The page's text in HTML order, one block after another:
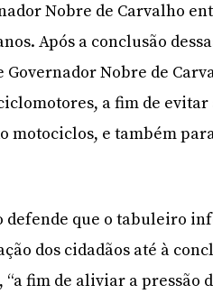
Nobre de Carvalho
Após a conclusão
Nobre de
a fim de
motociclos, e também
defende que o tabuleiro
dos cidadãos até à
fim de aliviar a pressão